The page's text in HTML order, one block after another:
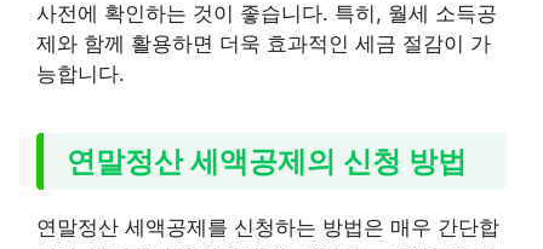
사전에 확인하는 것이 좋습니다. 특히, 월세 소득공
제와 함께 활용하면 더욱 효과적인 세금 절감이 가
능합니다.
연말정산 세액공제의 신청 방법
연말정산 세액공제를 신청하는 방법은 매우 간단합